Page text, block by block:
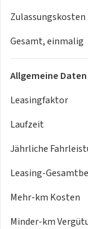
Zulassungskosten
Gesamt, einmalig
Allgemeine Daten
Leasingfaktor
Laufzeit
Jährliche
Leasing-
Mehr-km Kosten
Minder-km